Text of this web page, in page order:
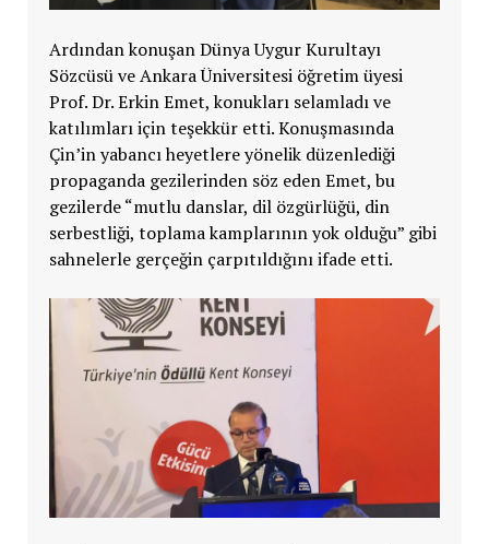
Ardından konuşan Dünya Uygur Kurultayı
Sözcüsü ve Ankara Üniversitesi öğretim üyesi
Prof. Dr. Erkin Emet, konukları selamladı ve
katılımları için teşekkür etti. Konuşmasında
Çin’in yabancı heyetlere yönelik düzenlediği
propaganda gezilerinden söz eden Emet, bu
gezilerde “mutlu danslar, dil özgürlüğü, din
serbestliği, toplama kamplarının yok olduğu” gibi
sahnelerle gerçeğin çarpıtıldığını ifade etti.